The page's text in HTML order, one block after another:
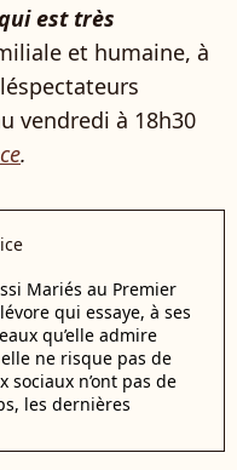
est très
et humaine, à
vendredi à 18h30
.
Mariés au Premier
qui essaye, à ses
qu’elle admire
ne risque pas de
n’ont pas de
les dernières